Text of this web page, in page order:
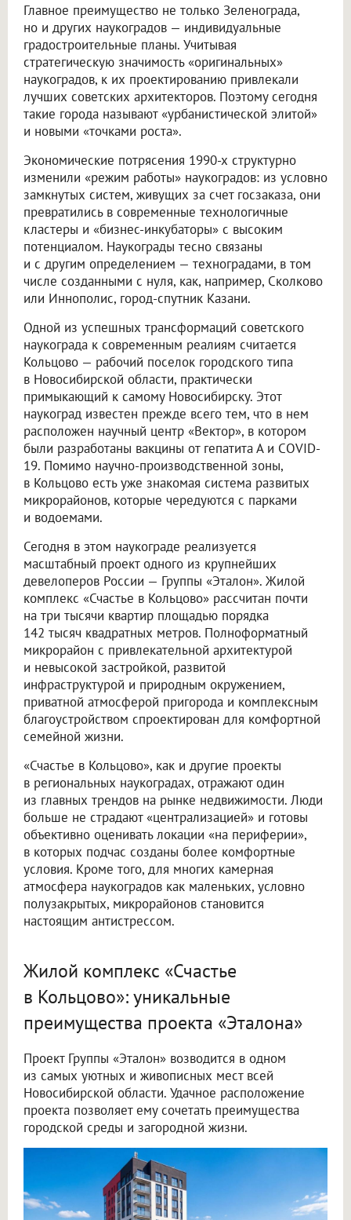
Главное преимущество не только Зеленограда,
но и других наукоградов — индивидуальные
градостроительные планы. Учитывая
стратегическую значимость «оригинальных»
наукоградов, к их проектированию привлекали
лучших советских архитекторов. Поэтому сегодня
такие города называют «урбанистической элитой»
и новыми «точками роста».
Экономические потрясения 1990-х структурно
изменили «режим работы» наукоградов: из условно
замкнутых систем, живущих за счет госзаказа, они
превратились в современные технологичные
кластеры и «бизнес-инкубаторы» с высоким
потенциалом. Наукограды тесно связаны
и с другим определением — техноградами, в том
числе созданными с нуля, как, например, Сколково
или Иннополис, город-спутник Казани.
Одной из успешных трансформаций советского
наукограда к современным реалиям считается
Кольцово — рабочий поселок городского типа
в Новосибирской области, практически
примыкающий к самому Новосибирску. Этот
наукоград известен прежде всего тем, что в нем
расположен научный центр «Вектор», в котором
были разработаны вакцины от гепатита А и COVID-
19. Помимо научно-производственной зоны,
в Кольцово есть уже знакомая система развитых
микрорайонов, которые чередуются с парками
и водоемами.
Сегодня в этом наукограде реализуется
масштабный проект одного из крупнейших
девелоперов России — Группы «Эталон». Жилой
комплекс «Счастье в Кольцово» рассчитан почти
на три тысячи квартир площадью порядка
142 тысяч квадратных метров. Полноформатный
микрорайон с привлекательной архитектурой
и невысокой застройкой, развитой
инфраструктурой и природным окружением,
приватной атмосферой пригорода и комплексным
благоустройством спроектирован для комфортной
семейной жизни.
«Счастье в Кольцово», как и другие проекты
в региональных наукоградах, отражают один
из главных трендов на рынке недвижимости. Люди
больше не страдают «централизацией» и готовы
объективно оценивать локации «на периферии»,
в которых подчас созданы более комфортные
условия. Кроме того, для многих камерная
атмосфера наукоградов как маленьких, условно
полузакрытых, микрорайонов становится
настоящим антистрессом.
Жилой комплекс «Счастье
в Кольцово»: уникальные
преимущества проекта «Эталона»
Проект Группы «Эталон» возводится в одном
из самых уютных и живописных мест всей
Новосибирской области. Удачное расположение
проекта позволяет ему сочетать преимущества
городской среды и загородной жизни.